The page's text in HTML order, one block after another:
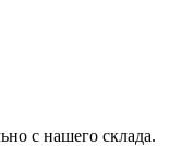
с нашего склада.